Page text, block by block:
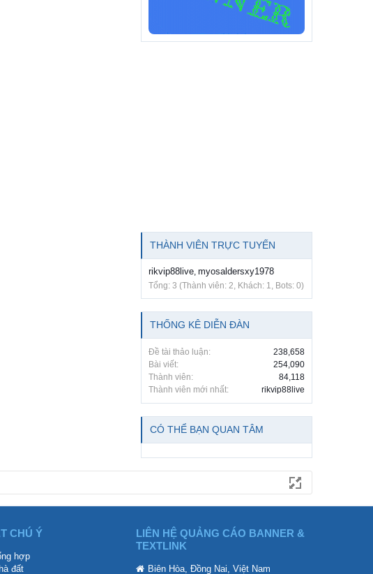
THÀNH VIÊN TRỰC TUYẾN
rikvip88live, myosaldersxy1978
Tổng: 3 (Thành viên: 2, Khách: 1, Bots: 0)
THỐNG KÊ DIỄN ĐÀN
Đề tài thảo luận:
238,658
Bài viết:
254,090
Thành viên:
84,118
Thành viên mới nhất:
rikvip88live
CÓ THỂ BẠN QUAN TÂM
CHÚ Ý
hợp
đất
LIÊN HỆ QUẢNG CÁO BANNER &
TEXTLINK
Biên Hòa, Đồng Nai, Việt Nam